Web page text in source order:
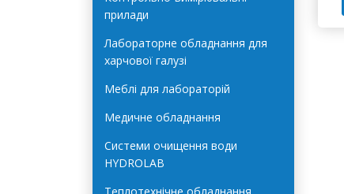
обладнання
Контрольно-вимірювальні
прилади
Лабораторне обладнання для
харчової галузі
Меблі для лабораторій
Медичне обладнання
Системи очищення води